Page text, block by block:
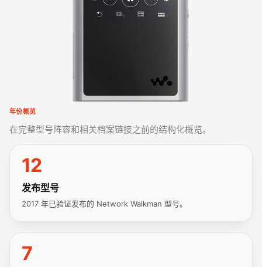
年份概览
在完整型号阵容和相关档案链接之前的结构化概览。
12
发布型号
2017 年已验证发布的 Network Walkman 型号。
7